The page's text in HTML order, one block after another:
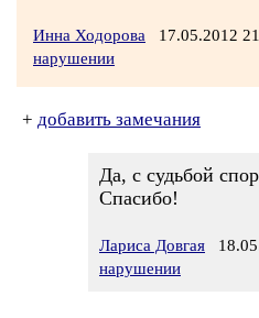
Инна Ходорова 17.05.2012
нарушении
+ добавить замечания
Да, с судьбой
Спасибо!
Лариса Довгая
нарушении